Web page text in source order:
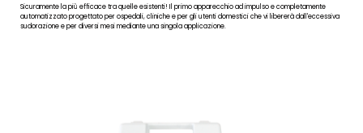
Sicuramente la più efficace tra quelle esistenti! Il primo apparecchio ad impulso e completamente
automatizzato progettato per ospedali, cliniche e per gli utenti domestici che vi libererà dall'eccessiva
sudorazione e per diversi mesi mediante una singola applicazione.